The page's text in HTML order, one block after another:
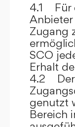
4.1 Für
Anbieter
Zugang
SCO
Erhalt
4.2 Der
genutzt
Bereich